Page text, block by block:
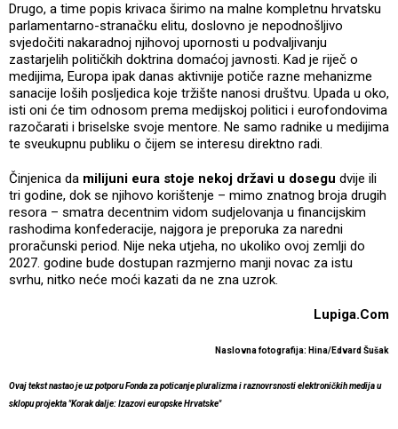
Drugo, a time popis krivaca širimo na malne kompletnu hrvatsku
parlamentarno-stranačku elitu, doslovno je nepodnošljivo
svjedočiti nakaradnoj njihovoj upornosti u podvaljivanju
zastarjelih političkih doktrina domaćoj javnosti. Kad je riječ o
medijima, Europa ipak danas aktivnije potiče razne mehanizme
sanacije loših posljedica koje tržište nanosi društvu. Upada u oko,
isti oni će tim odnosom prema medijskoj politici i eurofondovima
razočarati i briselske svoje mentore. Ne samo radnike u medijima
te sveukupnu publiku o čijem se interesu direktno radi.
Činjenica da milijuni eura stoje nekoj državi u dosegu dvije ili
tri godine, dok se njihovo korištenje – mimo znatnog broja drugih
resora – smatra decentnim vidom sudjelovanja u financijskim
rashodima konfederacije, najgora je preporuka za naredni
proračunski period. Nije neka utjeha, no ukoliko ovoj zemlji do
2027. godine bude dostupan razmjerno manji novac za istu
svrhu, nitko neće moći kazati da ne zna uzrok.
Lupiga.Com
Naslovna fotografija: Hina/Edvard Šušak
Ovaj tekst nastao je uz potporu Fonda za poticanje pluralizma i raznovrsnosti elektroničkih medija u
sklopu projekta "Korak dalje: Izazovi europske Hrvatske"